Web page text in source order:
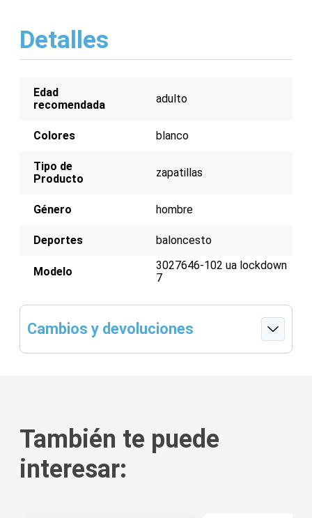
Color blanco
Sujeción superior
Comodidad duradera
Detalles
Edad
recomendada
adulto
Colores blanco
Tipo de
Producto
zapatillas
Género hombre
Deportes baloncesto
Modelo
3027646-102 ua lockdown
7
Cambios y devoluciones
También te puede
interesar: